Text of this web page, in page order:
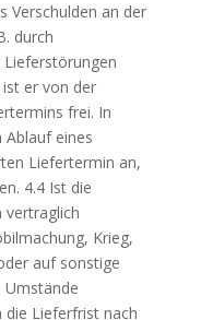
Verschulden an der
durch
Lieferstörungen
er von der
frei. In
Ablauf eines
Liefertermin an,
4.4 Ist die
vertraglich
Krieg,
auf sonstige
die Lieferfrist nach